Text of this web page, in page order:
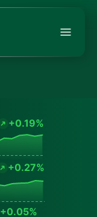
+0.19%
+0.27%
+0.05%